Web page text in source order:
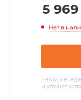
5 969
Нет в
Наши
и уточнят